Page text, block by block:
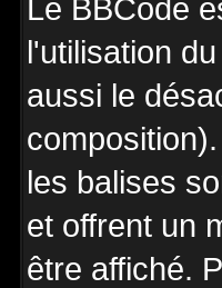
Le BBCode
l'utilisation
aussi le
les balises
et offrent un
être affiché.